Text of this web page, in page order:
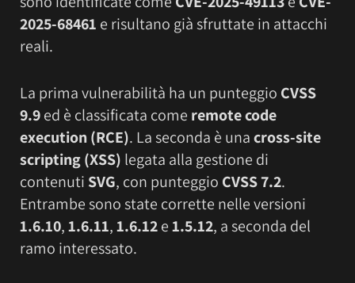
2025-68461 e risultano già sfruttate in attacchi
reali.
La prima vulnerabilità ha un punteggio CVSS
9.9ed è classificata come remote code
execution (RCE). La seconda è unacross-site
scripting (XSS) legata alla gestione di
contenuti SVG, con punteggio CVSS 7.2.
Entrambe sono state corrette nelle versioni
1.6.10,1.6.11,1.6.12e1.5.12, a seconda del
ramo interessato.